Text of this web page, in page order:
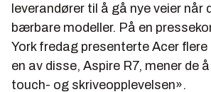
leverandører til å gå nye veier når
bærbare modeller. På en
York fredag presenterte Acer
en av disse, Aspire R7, mener de
touch- og skriveopplevelsen».